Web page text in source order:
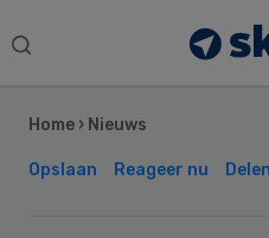
Search
Home › Nieuws
Opslaan Reageer nu Delen
Sidebar